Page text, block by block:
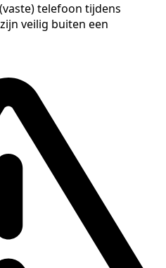
telefoon tijdens
veilig buiten een